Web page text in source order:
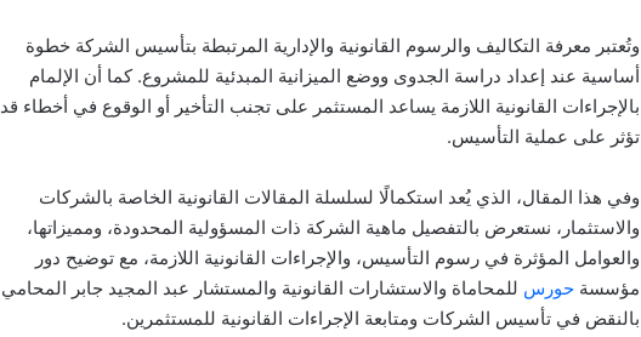
وتُعتبر معرفة التكاليف والرسوم القانونية والإدارية المرتبطة بتأسيس الشركة خطوة
أساسية عند إعداد دراسة الجدوى ووضع الميزانية المبدئية للمشروع. كما أن الإلمام
بالإجراءات القانونية اللازمة يساعد المستثمر على تجنب التأخير أو الوقوع في أخطاء قد
تؤثر على عملية التأسيس.
وفي هذا المقال، الذي يُعد استكمالًا لسلسلة المقالات القانونية الخاصة بالشركات
والاستثمار، نستعرض بالتفصيل ماهية الشركة ذات المسؤولية المحدودة، ومميزاتها،
والعوامل المؤثرة في رسوم التأسيس، والإجراءات القانونية اللازمة، مع توضيح دور
مؤسسة حورس للمحاماة والاستشارات القانونية والمستشار عبد المجيد جابر المحامي
بالنقض في تأسيس الشركات ومتابعة الإجراءات القانونية للمستثمرين.